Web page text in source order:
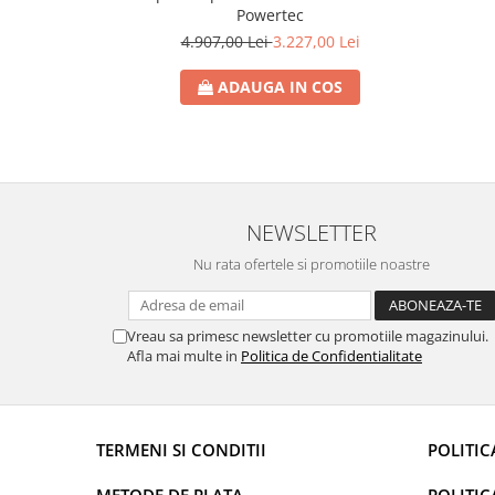
Powertec
4.907,00 Lei3.227,00 Lei
ADAUGA IN COS
NEWSLETTER
Nu rata ofertele si promotiile noastre
Vreau sa primesc newsletter cu promotiile magazinului.
Afla mai multe in Politica de Confidentialitate
TERMENI SI CONDITII